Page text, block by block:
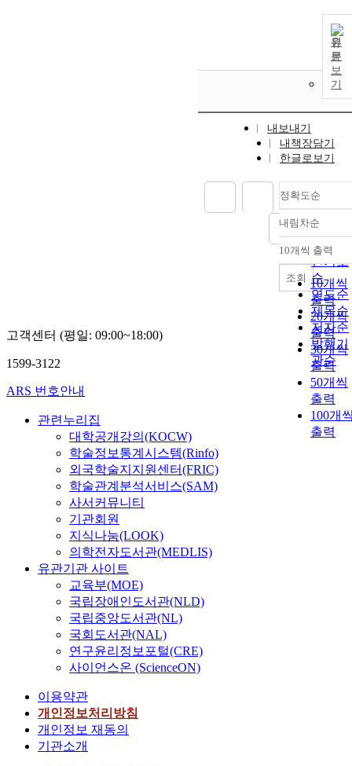
원
문
보
기
내보내기
내책장담기
한글로보기
정확도순
정확도
순
인기도
순
연도순
제목순
저자순
발행기
관순
내림차순
내림차
10개씩 출력
10개씩
출력
20개씩
출력
30개씩
출력
50개씩
출력
100개
출력
조회
고객센터 (평일: 09:00~18:00)
1599-3122
ARS 번호안내
관련누리집
대학공개강의(KOCW)
학술정보통계시스템(Rinfo)
외국학술지지원센터(FRIC)
학술관계분석서비스(SAM)
사서커뮤니티
기관회원
지식나눔(LOOK)
의학전자도서관(MEDLIS)
유관기관 사이트
교육부(MOE)
국립장애인도서관(NLD)
국립중앙도서관(NL)
국회도서관(NAL)
연구윤리정보포털(CRE)
사이언스온 (ScienceON)
이용약관
개인정보처리방침
개인정보 재동의
기관소개